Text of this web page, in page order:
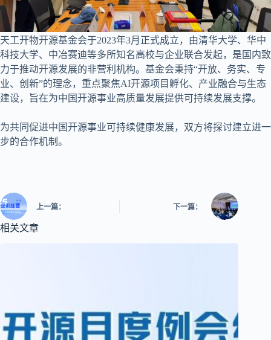
天工开物开源基金会于2023年3月正式成立，由清华大学、华中
科技大学、中冶赛迪等多所知名高校与企业联合发起，是国内致
力于推动开源发展的非营利机构。基金会秉持“开放、务实、专
业、创新”的理念，重点聚焦AI开源项目孵化、产业融合与生态
建设，旨在为中国开源事业高质量发展提供可持续发展支撑。
为共同促进中国开源事业可持续健康发展，双方将探讨建立进一
步的合作机制。
上一篇： 下一篇：
相关文章